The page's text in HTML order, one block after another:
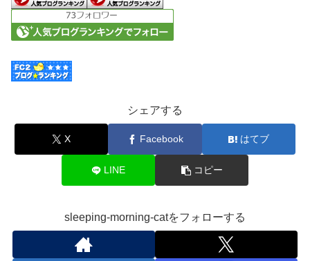
シェアする
X Facebook はてブ
LINE コピー
sleeping-morning-catをフォローする